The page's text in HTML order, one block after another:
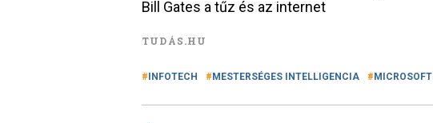
Bill Gates a tűz és az internet
TUDÁS.HU
INFOTECH MESTERSÉGES INTELLIGENCIA MICROSOFT